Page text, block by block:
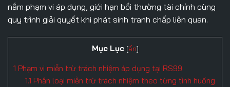
nắm phạm vi áp dụng, giới hạn bồi thường tài chính cùng
quy trình giải quyết khi phát sinh tranh chấp liên quan.
Mục Lục [ẩn]
1 Phạm vi miễn trừ trách nhiệm áp dụng tại RS99
1.1 Phân loại miễn trừ trách nhiệm theo từng tình huống